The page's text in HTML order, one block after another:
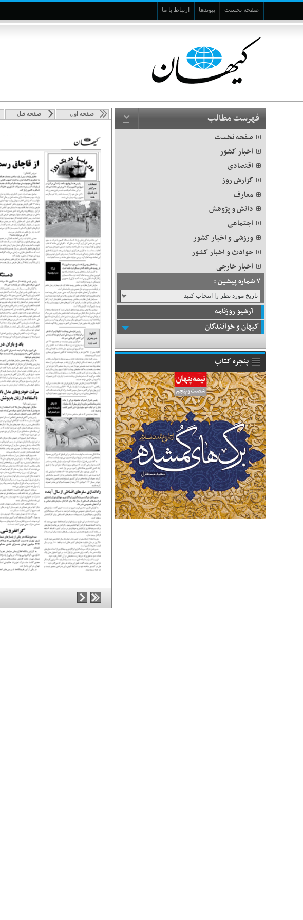
صفحه نخست پیوندها ارتباط با ما
صفحه قبل صفحه اول فهرست مطالب
صفحه نخست
اخبار کشور
اقتصادی
گزارش روز
معارف
دانش و پژوهش
اجتماعی
ورزشی و اخبار کشور
حوادث و اخبار کشور
اخبار خارجی
۷ شماره پیشین :
آرشیو روزنامه
کیهان و خوانندگان
پنجره کتاب